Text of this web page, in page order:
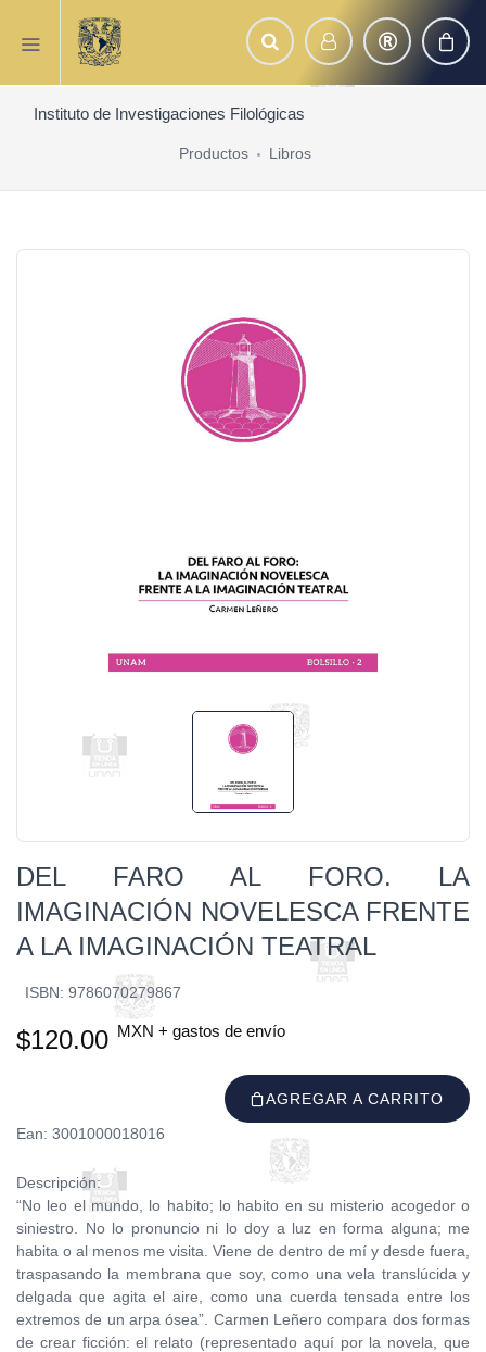
Instituto de Investigaciones Filológicas
Productos Libros
DEL FARO AL FORO. LA
IMAGINACIÓN NOVELESCA FRENTE
A LA IMAGINACIÓN TEATRAL
ISBN: 9786070279867
$120.00 MXN + gastos de envío
AGREGAR A CARRITO
Ean: 3001000018016
Descripción:
“No leo el mundo, lo habito; lo habito en su misterio acogedor o
siniestro. No lo pronuncio ni lo doy a luz en forma alguna; me
habita o al menos me visita. Viene de dentro de mí y desde fuera,
traspasando la membrana que soy, como una vela translúcida y
delgada que agita el aire, como una cuerda tensada entre los
extremos de un arpa ósea”. Carmen Leñero compara dos formas
de crear ficción: el relato (representado aquí por la novela, que